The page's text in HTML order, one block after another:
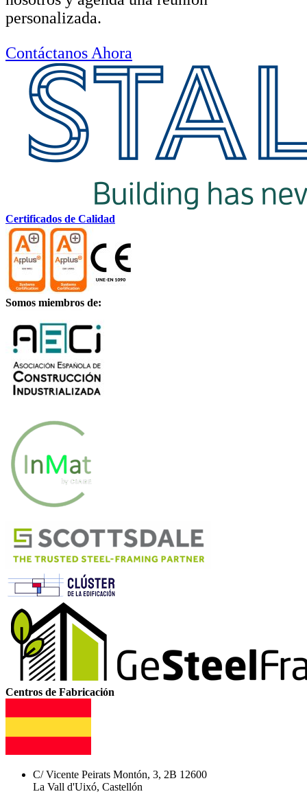
personalizada.
Contáctanos Ahora
Certificados de Calidad
Somos miembros de:
Centros de Fabricación
C/ Vicente Peirats Montón, 3, 2B 12600
La Vall d'Uixó, Castellón